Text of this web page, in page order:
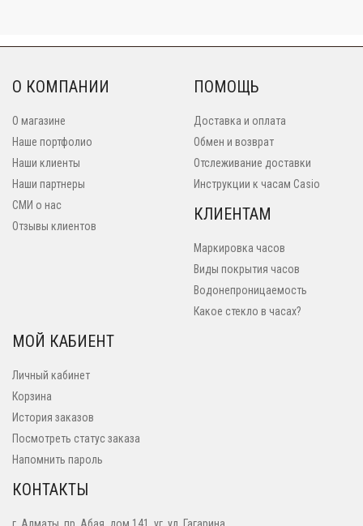
О КОМПАНИИ
О магазине
Наше портфолио
Наши клиенты
Наши партнеры
СМИ о нас
Отзывы клиентов
ПОМОЩЬ
Доставка и оплата
Обмен и возврат
Отслеживание доставки
Инструкции к часам Casio
КЛИЕНТАМ
Маркировка часов
Виды покрытия часов
Водонепроницаемость
Какое стекло в часах?
МОЙ КАБИЕНТ
Личный кабинет
Корзина
История заказов
Посмотреть статус заказа
Напомнить пароль
КОНТАКТЫ